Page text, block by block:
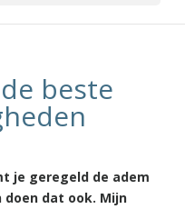
beste
je geregeld de adem
dat ook. Mijn